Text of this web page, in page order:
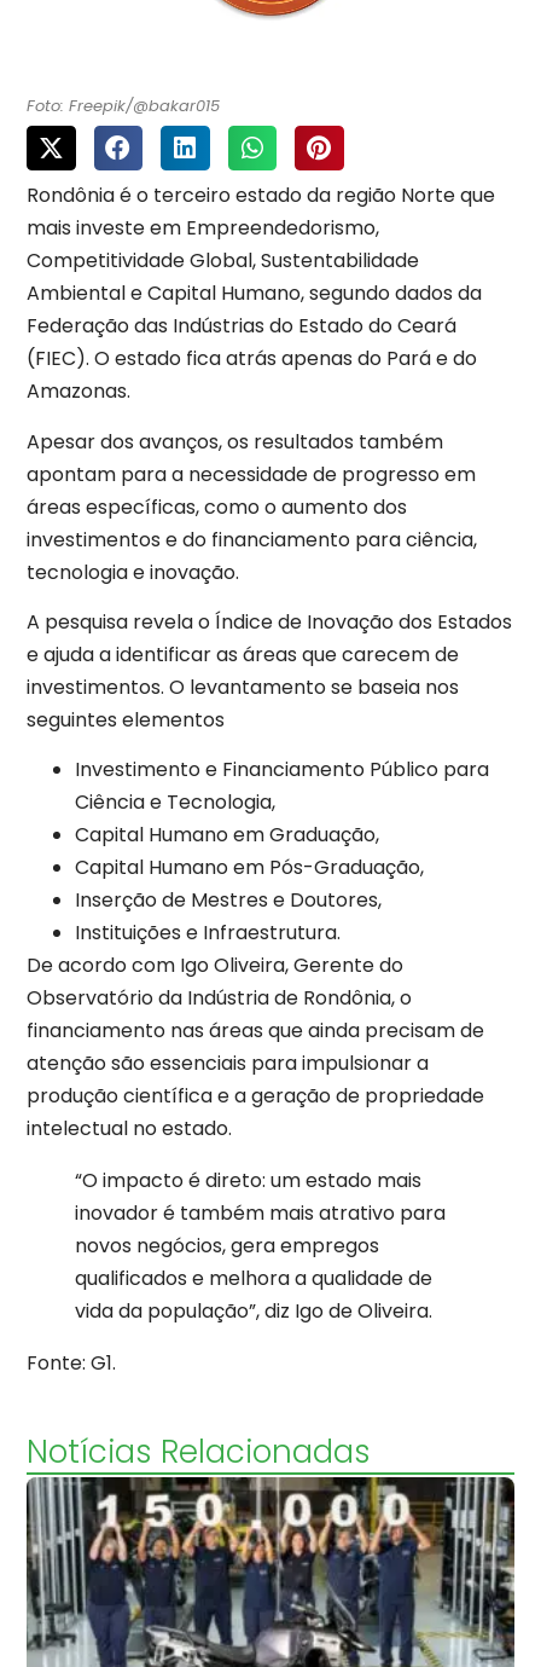
Foto: Freepik/@bakar015
Rondônia é o terceiro estado da região Norte que
mais investe em Empreendedorismo,
Competitividade Global, Sustentabilidade
Ambiental e Capital Humano, segundo dados da
Federação das Indústrias do Estado do Ceará
(FIEC). O estado fica atrás apenas do Pará e do
Amazonas.
Apesar dos avanços, os resultados também
apontam para a necessidade de progresso em
áreas específicas, como o aumento dos
investimentos e do financiamento para ciência,
tecnologia e inovação.
A pesquisa revela o Índice de Inovação dos Estados
e ajuda a identificar as áreas que carecem de
investimentos. O levantamento se baseia nos
seguintes elementos
Investimento e Financiamento Público para
Ciência e Tecnologia,
Capital Humano em Graduação,
Capital Humano em Pós-Graduação,
Inserção de Mestres e Doutores,
Instituições e Infraestrutura.
De acordo com Igo Oliveira, Gerente do
Observatório da Indústria de Rondônia, o
financiamento nas áreas que ainda precisam de
atenção são essenciais para impulsionar a
produção científica e a geração de propriedade
intelectual no estado.
“O impacto é direto: um estado mais
inovador é também mais atrativo para
novos negócios, gera empregos
qualificados e melhora a qualidade de
vida da população”, diz Igo de Oliveira.
Fonte: G1.
Notícias Relacionadas